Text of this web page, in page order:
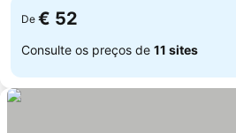
De € 52
Consulte os preços de 11 sites